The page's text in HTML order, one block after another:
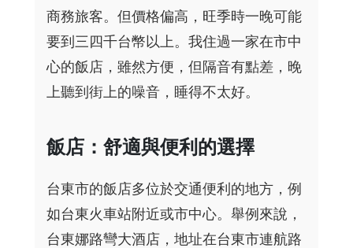
商務旅客。但價格偏高，旺季時一晚可能
要到三四千台幣以上。我住過一家在市中
心的飯店，雖然方便，但隔音有點差，晚
上聽到街上的噪音，睡得不太好。
飯店：舒適與便利的選擇
台東市的飯店多位於交通便利的地方，例
如台東火車站附近或市中心。舉例來說，
台東娜路彎大酒店，地址在台東市連航路